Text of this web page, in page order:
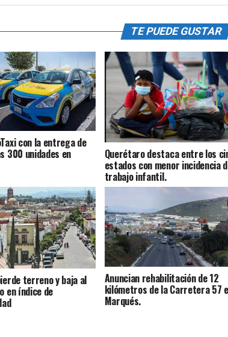
TE PUEDE GUSTAR
con la entrega de
300 unidades en Querétaro destaca entre los
estados con menor incidencia
trabajo infantil.
terreno y baja al
en índice de
Anuncian rehabilitación de 12
kilómetros de la Carretera 57
Marqués.